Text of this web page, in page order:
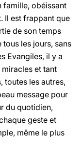
famille, obéissant
Il est frappant que
de son temps
tous les jours, sans
Evangiles, il y a
et tant
toutes les autres,
message pour
du quotidien,
geste et
même le plus